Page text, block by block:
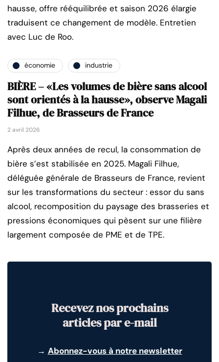
hausse, offre rééquilibrée et saison 2026 élargie
traduisent ce changement de modèle. Entretien
avec Luc de Roo.
économie industrie
BIÈRE – «Les volumes de bière sans alcool
sont orientés à la hausse», observe Magali
Filhue, de Brasseurs de France
2 avril 2026
Après deux années de recul, la consommation de
bière s’est stabilisée en 2025. Magali Filhue,
déléguée générale de Brasseurs de France, revient
sur les transformations du secteur : essor du sans
alcool, recomposition du paysage des brasseries et
pressions économiques qui pèsent sur une filière
largement composée de PME et de TPE.
Recevez nos prochains
articles par e-mail
→ Abonnez-vous à notre newsletter